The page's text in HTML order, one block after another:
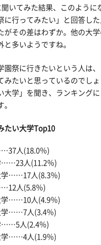
いてみた結果、このように
に行ってみたい」と回答し
がその差はわずか。他の大
多いようですね。
園祭に行きたいという人は
みたいと思っているのでし
大学」を聞き、ランキング
たい大学Top10
人(18.0％)
人(11.2％)
……17人(8.3％)
人(5.8％)
……10人(4.9％)
……7人(3.4％)
人(2.4％)
……4人(1.9％)